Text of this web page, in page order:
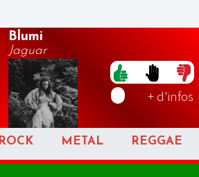
Blumi
Jaguar
+ d'infos
ROCK METAL REGGAE